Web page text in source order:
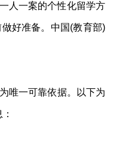
人一案的个性化留学方
好准备。中国(教育部)
唯一可靠依据。以下为